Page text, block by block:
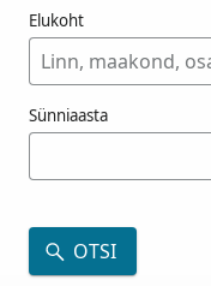
Elukoht
Sünniaasta
OTSI